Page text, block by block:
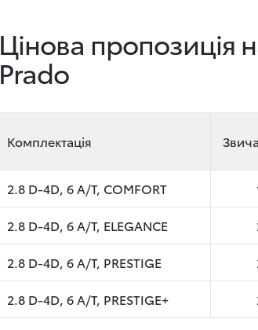
Цінова пропозиція
Prado
Комплектація
2.8 D-4D, 6 A/T, COMFORT
2.8 D-4D, 6 A/T, ELEGANCE
2.8 D-4D, 6 A/T, PRESTIGE
2.8 D-4D, 6 A/T, PRESTIGE+